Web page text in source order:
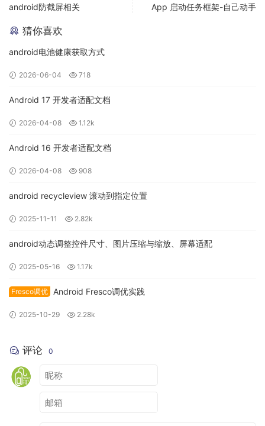
1、代码埋点：将收集数据的代码直接写在需要的地方，当用户
点击某个控件或者打开某个页面时调用到该部分代码完成数据
的收集。
时能方便的设置自定义属性，自定义控件，自定义View
等。
活。
2、可视化埋点：根据可视化界面进行配置然后上报后台，后台
向终端下发配置文件，终端点击时获取当前点击的控件根据配
缺点：可视化平台搭建困难，控件树的元素的精确识别较
为麻烦。
3、无埋点：与可视化埋点基本一致。不同点在于可视化埋点是
然后根据配置文件来提取数据。
优点：数据覆盖全，开发人员工作量小。
对性能有隐患。
2、为什么选择可视化的埋点
android防截屏相关 App 启动任务框架-自己动手
猜你喜欢
android电池健康获取方式
2026-06-04 718
Android 17 开发者适配文档
2026-04-08 1.12k
Android 16 开发者适配文档
2026-04-08 908
android recycleview 滚动到指定位置
2025-11-11 2.82k
android动态调整控件尺寸、图片压缩与缩放、屏幕适配
2025-05-16 1.17k
Fresco调优 Android Fresco调优实践
2025-10-29 2.28k
评论 0